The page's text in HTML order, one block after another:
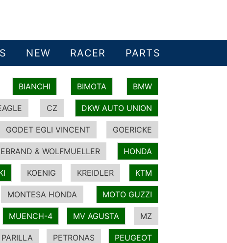
NEW RACER PARTS
BIANCHI BIMOTA BMW
CZ DKW AUTO UNION
GODET EGLI VINCENT GOERICKE
& WOLFMUELLER HONDA
KOENIG KREIDLER KTM
MONTESA HONDA MOTO GUZZI
MUENCH-4 MV AGUSTA MZ
PARILLA PETRONAS PEUGEOT